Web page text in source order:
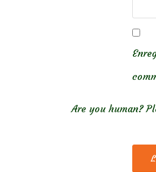
Are you human?